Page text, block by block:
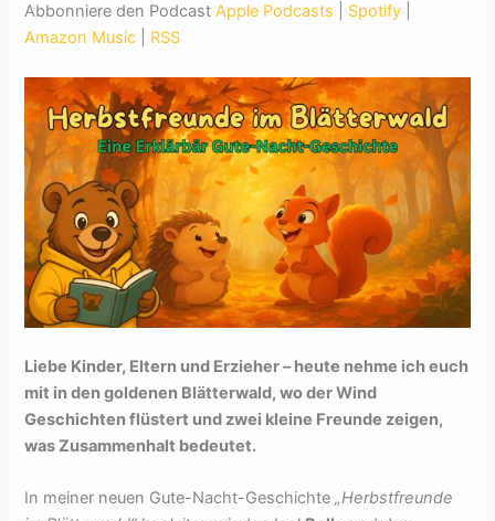
Abbonniere den PodcastApple Podcasts Spotify
Amazon Music
RSS
Liebe Kinder, Eltern und Erzieher – heute nehme ich euch
mit in den goldenen Blätterwald, wo der Wind
Geschichten flüstert und zwei kleine Freunde zeigen,
was Zusammenhalt bedeutet.
In meiner neuen Gute-Nacht-Geschichte„Herbstfreunde